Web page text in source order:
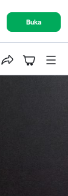
Buka